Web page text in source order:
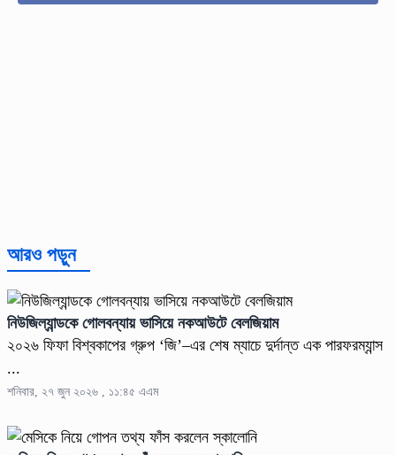
আরও পড়ুন
নিউজিল্যান্ডকে গোলবন্যায় ভাসিয়ে নকআউটে বেলজিয়াম
২০২৬ ফিফা বিশ্বকাপের গ্রুপ ‘জি’–এর শেষ ম্যাচে দুর্দান্ত এক পারফরম্যান্স
...
শনিবার, ২৭ জুন ২০২৬ , ১১:৪৫ এএম